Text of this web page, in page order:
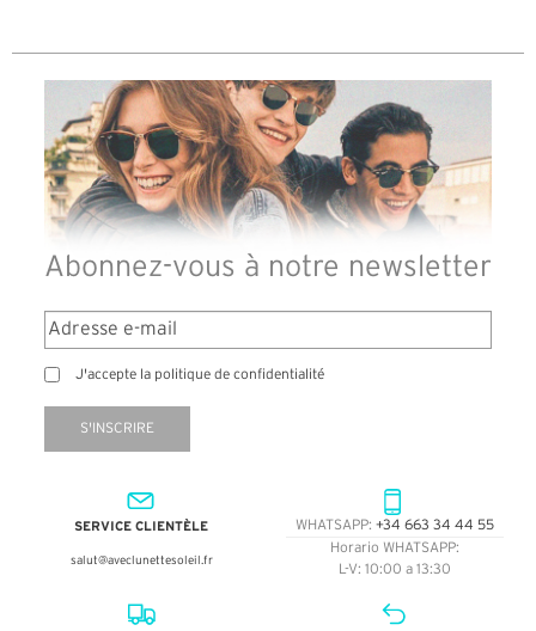
Abonnez-vous à notre newsletter
J'accepte la politique de confidentialité
S'INSCRIRE
SERVICE CLIENTÈLE
salut@aveclunettesoleil.fr
WHATSAPP: +34 663 34 44 55
Horario WHATSAPP:
L-V: 10:00 a 13:30